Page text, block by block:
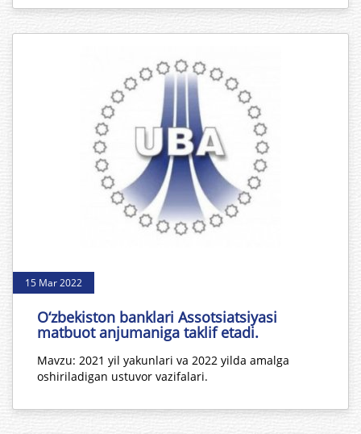
15 Mar 2022
O‘zbekiston banklari Assotsiatsiyasi
matbuot anjumaniga taklif etadi.
Mavzu: 2021 yil yakunlari va 2022 yilda amalga
oshiriladigan ustuvor vazifalari.